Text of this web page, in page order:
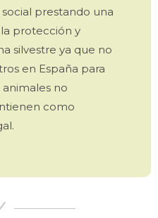
prestando una
protección y
silvestre ya que no
en España para
no
como